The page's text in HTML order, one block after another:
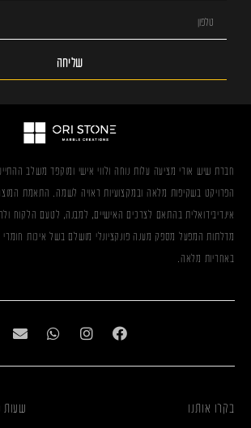
שליחה
חברת שיש אורי מציעה עלות נוחה ולווי אישי ומוקפד משלב
הפרויקט בשקיפות מלאה ובמקצועיות ראויה לשמה. התאמת
אינדיבידואלית בהתאם לצרכים האישיים, למבנה, לטעם הלקוח
מדלתות המפעל מספק מענה פונקציונלי מושלם בשל איכות חומרי
באחריות מלאה.
בקרו אותנו שעות